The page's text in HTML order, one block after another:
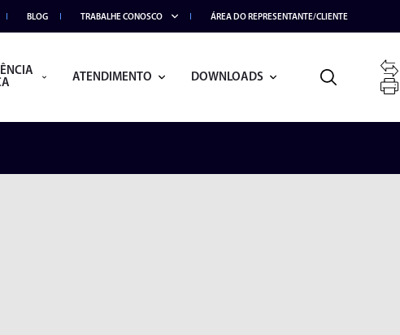
BLOG TRABALHE CONOSCO ÁREA DO REPRESENTANTE/CLIENTE
ATENDIMENTO DOWNLOADS